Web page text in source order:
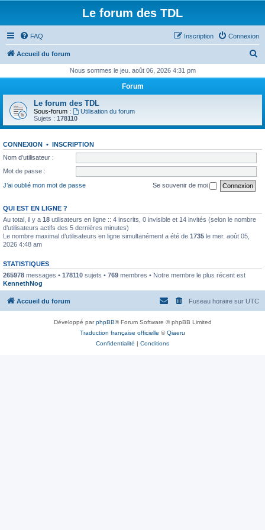
Le forum des TDL
FAQ Connexion
Inscription
Accueil du forum
h
r
Nous sommes le jeu. août 06, 2026 4:31 pm
Forum
Le forum des TDL
Sous-forum :
Utilisation du forum
Sujets : 178110
CONNEXION • INSCRIPTION
Nom d’utilisateur :
Mot de passe :
J’ai oublié mon mot de passe
Se souvenir de moi
QUI EST EN LIGNE ?
Au total, il y a 18 utilisateurs en ligne :: 4 inscrits, 0 invisible et 14 invités (selon le nombre
d’utilisateurs actifs des 5 dernières minutes)
Le nombre maximal d’utilisateurs en ligne simultanément a été de 1735 le mer. août 05,
2026 4:48 am
STATISTIQUES
265978 messages • 178110 sujets • 769 membres • Notre membre le plus récent est
KennethNog
Accueil du forum Fuseau horaire sur UTC
Développé parphpBB® Forum Software © phpBB Limited
Traduction française officielle ©Qiaeru
Confidentialité | Conditions